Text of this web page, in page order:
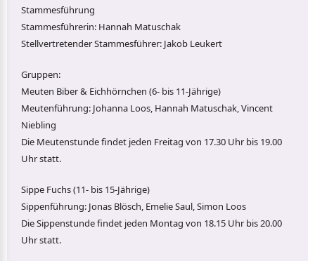
Stammesführung
Stammesführerin: Hannah Matuschak
Stellvertretender Stammesführer: Jakob Leukert
Gruppen:
Meuten Biber & Eichhörnchen (6- bis 11-Jährige)
Meutenführung: Johanna Loos, Hannah Matuschak, Vincent
Niebling
Die Meutenstunde findet jeden Freitag von 17.30 Uhr bis 19.00
Uhr statt.
Sippe Fuchs (11- bis 15-Jährige)
Sippenführung: Jonas Blösch, Emelie Saul, Simon Loos
Die Sippenstunde findet jeden Montag von 18.15 Uhr bis 20.00
Uhr statt.